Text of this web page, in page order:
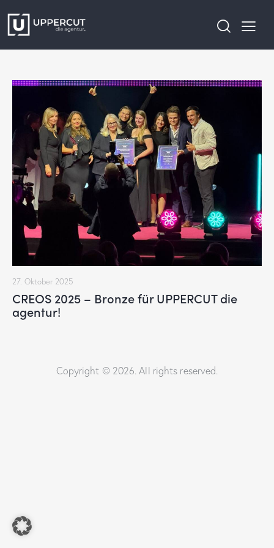
27. Oktober 2025
CREOS 2025 – Bronze für UPPERCUT die
agentur!
Copyright © 2026. All rights reserved.